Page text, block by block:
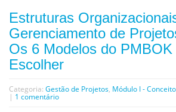
Estruturas
Gerenciamento de
Os 6 Modelos do
Escolher
Categoria: Gestão de Projetos, Módulo I -
| 1 comentário